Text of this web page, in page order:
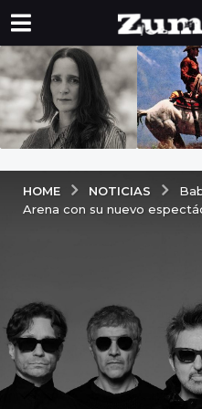
HOME NOTICIAS
Arena con su nuevo